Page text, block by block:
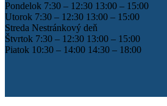
Pondelok 7:30 – 12:30 13:00 – 15:00
Utorok 7:30 – 12:30 13:00 – 15:00
Streda Nestránkový deň
Štvrtok 7:30 – 12:30 13:00 – 15:00
Piatok 10:30 – 14:00 14:30 – 18:00